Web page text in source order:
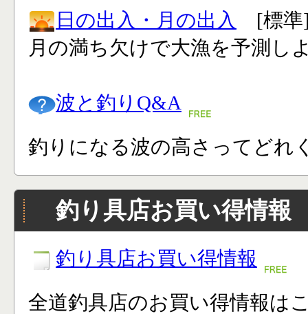
日の出入・月の出入
[標準
月の満ち欠けで大漁を予測し
波と釣りQ&A
釣りになる波の高さってどれ
釣り具店お買い得情報
釣り具店お買い得情報
全道釣具店のお買い得情報は